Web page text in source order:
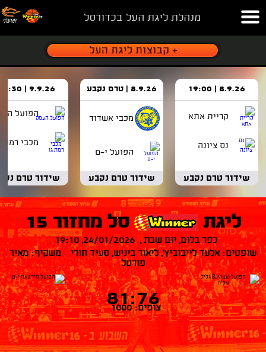
מנהלת ליגת העל בכדורסל
8.9.26 | 19:00
קריית אתא
נס ציונה
שידור טרם נקבע
8.9.26 | טרם נקבע
מכבי אשדוד
הפועל י-ם
שידור טרם נקבע
9.9.26 | 18:30
הפועל
מכבי רמת
שידור טרם
ליגת סל מחזור 15
כפר בלום, יום שבת , 24/01/2026, 19:10
שופטים: אלעד לייבוביץ', ליאור ביניש, סעיד חורי משקיף: מאיר
פורטל
81:76
צופים: 1000